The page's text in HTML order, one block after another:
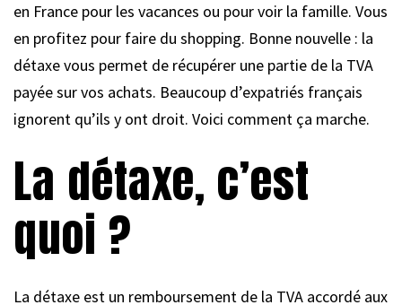
en France pour les vacances ou pour voir la famille. Vous
en profitez pour faire du shopping. Bonne nouvelle : la
détaxe vous permet de récupérer une partie de la TVA
payée sur vos achats. Beaucoup d’expatriés français
ignorent qu’ils y ont droit. Voici comment ça marche.
La détaxe, c’est
quoi ?
La détaxe est un remboursement de la TVA accordé aux